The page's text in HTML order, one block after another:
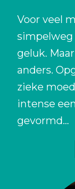
Voor veel
simpelweg
geluk.
anders.
zieke
intense
gevormd…